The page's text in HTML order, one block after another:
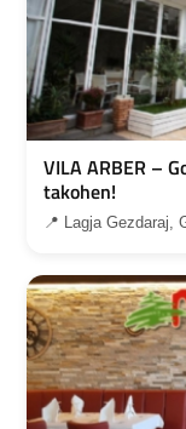
VILA ARBER –
takohen!
📍 Lagja Gezdaraj,